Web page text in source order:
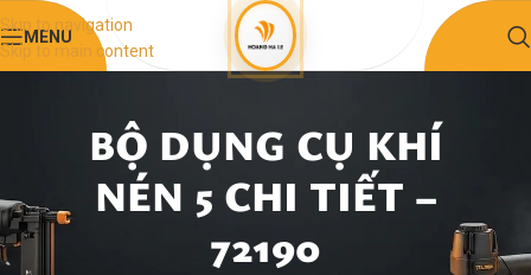
Skip to navigation
Skip to main content
MENU
BỘ DỤNG CỤ KHÍ
NÉN 5 CHI TIẾT –
72190